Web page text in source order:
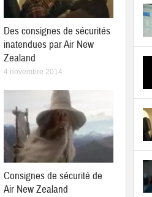
Des consignes de sécurités
inatendues par Air New
Zealand
4 novembre 2014
Consignes de sécurité de
Air New Zealand